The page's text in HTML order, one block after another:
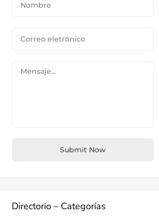
Submit Now
Directorio – Categorías